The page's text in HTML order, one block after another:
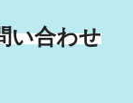
い合わせ